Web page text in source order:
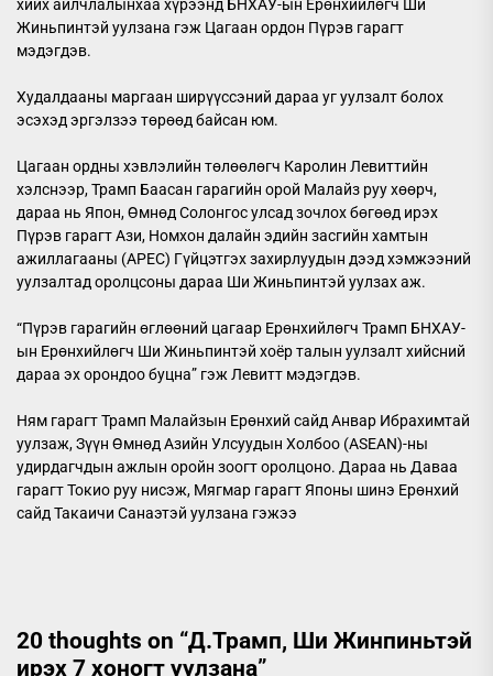
хийх айлчлалынхаа хүрээнд БНХАУ-ын Ерөнхийлөгч Ши
Жиньпинтэй уулзана гэж Цагаан ордон Пүрэв гарагт
мэдэгдэв.
Худалдааны маргаан ширүүссэний дараа уг уулзалт болох
эсэхэд эргэлзээ төрөөд байсан юм.
Цагаан ордны хэвлэлийн төлөөлөгч Каролин Левиттийн
хэлснээр, Трамп Баасан гарагийн орой Малайз руу хөөрч,
дараа нь Япон, Өмнөд Солонгос улсад зочлох бөгөөд ирэх
Пүрэв гарагт Ази, Номхон далайн эдийн засгийн хамтын
ажиллагааны (APEC) Гүйцэтгэх захирлуудын дээд хэмжээний
уулзалтад оролцсоны дараа Ши Жиньпинтэй уулзах аж.
“Пүрэв гарагийн өглөөний цагаар Ерөнхийлөгч Трамп БНХАУ-
ын Ерөнхийлөгч Ши Жиньпинтэй хоёр талын уулзалт хийсний
дараа эх орондоо буцна” гэж Левитт мэдэгдэв.
Ням гарагт Трамп Малайзын Ерөнхий сайд Анвар Ибрахимтай
уулзаж, Зүүн Өмнөд Азийн Улсуудын Холбоо (ASEAN)-ны
удирдагчдын ажлын оройн зоогт оролцоно. Дараа нь Даваа
гарагт Токио руу нисэж, Мягмар гарагт Японы шинэ Ерөнхий
сайд Такаичи Санаэтэй уулзана гэжээ
20 thoughts on “Д.Трамп, Ши Жинпиньтэй
ирэх 7 хоногт уулзана”